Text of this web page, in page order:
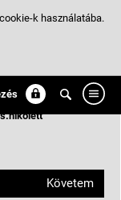
Követem
k használatába.